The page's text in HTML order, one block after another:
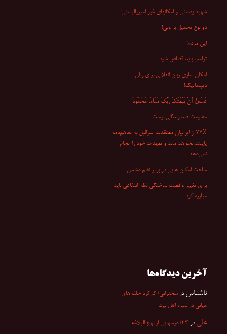
شهید بهشتی و امکانهای غیر امپریالیستی!
دو نوع تحمیل بر ولیّ!
این مردم!
ترامپ باید قصاص شود
امکان سازیِ زبان انقلابی برای زبان
دیپلماتیک!
عَسَىٰ أَنْ یَبْعَثَکَ رَبُّکَ مَقَامًا مَحْمُودًا
مقاومت ضد زندگی نیست.
۷۷٪ از ایرانیان معتقدند اسرائیل به تفاهم‌نامه
پایبند نخواهد ماند و تعهدات خود را انجام
نمی‌دهد.
ساخت امکان هایی در برابر نظم دشمن ….
برای تغییر واقعیت ساختگی نظم انتفاعی باید
مبارزه کرد.
آخرین دیدگاه‌ها
ناشناس در سخنرانی/ کارکرد حلقه‌های
میانی در سیره اهل بیت
علی در ۳۳/ درسهایی از نهج البلاغه